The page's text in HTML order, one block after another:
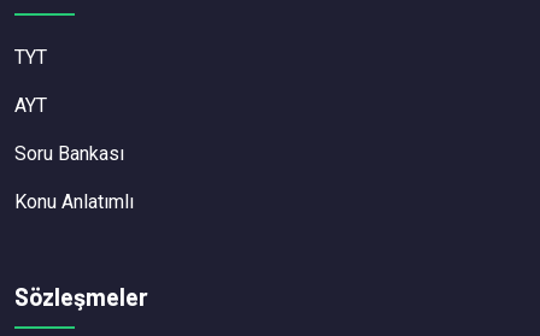
TYT
AYT
Soru Bankası
Konu Anlatımlı
Sözleşmeler